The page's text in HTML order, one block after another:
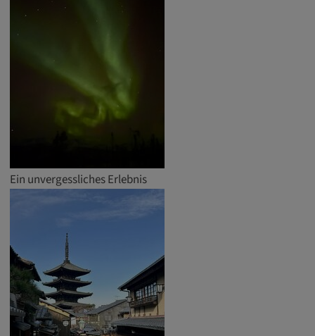
Ein unvergessliches Erlebnis
Name:
DV, SOCS, NID, AEC, CONSENT, OGPC
google.com
Cookie Laufzeit:
3 Tage
Youtube